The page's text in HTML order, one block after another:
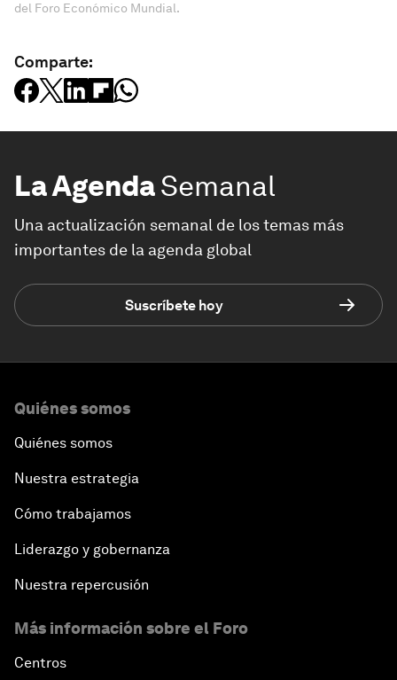
del Foro Económico Mundial.
Comparte:
La AgendaSemanal
Una actualización semanal de los temas más
importantes de la agenda global
Suscríbete hoy
Quiénes somos
Quiénes somos
Nuestra estrategia
Cómo trabajamos
Liderazgo y gobernanza
Nuestra repercusión
Más información sobre el Foro
Centros